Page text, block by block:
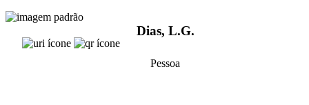
Dias, L.G.
Pessoa